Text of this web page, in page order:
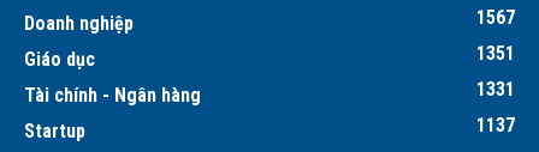
Doanh nghiệp
1567
Giáo dục
1351
Tài chính - Ngân hàng
1331
Startup
1137